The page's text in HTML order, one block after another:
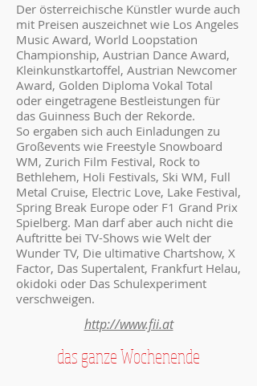
Der österreichische Künstler wurde auch
mit Preisen auszeichnet wie Los Angeles
Music Award, World Loopstation
Championship, Austrian Dance Award,
Kleinkunstkartoffel, Austrian Newcomer
Award, Golden Diploma Vokal Total
oder eingetragene Bestleistungen für
das Guinness Buch der Rekorde.
So ergaben sich auch Einladungen zu
Großevents wie Freestyle Snowboard
WM, Zurich Film Festival, Rock to
Bethlehem, Holi Festivals, Ski WM, Full
Metal Cruise, Electric Love, Lake Festival,
Spring Break Europe oder F1 Grand Prix
Spielberg. Man darf aber auch nicht die
Auftritte bei TV-Shows wie Welt der
Wunder TV, Die ultimative Chartshow, X
Factor, Das Supertalent, Frankfurt Helau,
okidoki oder Das Schulexperiment
verschweigen.
http://www.fii.at
das ganze Wochenende